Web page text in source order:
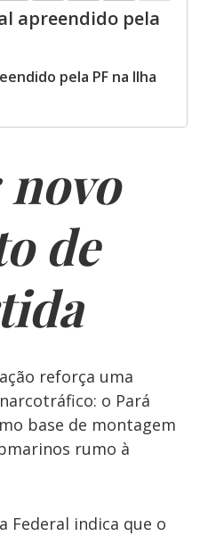
apreendido pela
pela PF na Ilha
de
reforça uma
o Pará
base de montagem
rumo à
Federal indica que o